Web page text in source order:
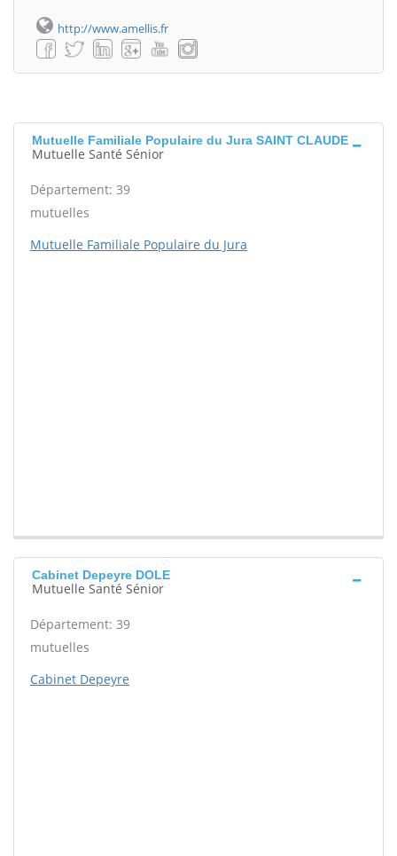
http://www.amellis.fr
Mutuelle Familiale Populaire du Jura SAINT CLAUDE
Mutuelle Santé Sénior
Département: 39
mutuelles
Mutuelle Familiale Populaire du Jura
Cabinet Depeyre DOLE
Mutuelle Santé Sénior
Département: 39
mutuelles
Cabinet Depeyre